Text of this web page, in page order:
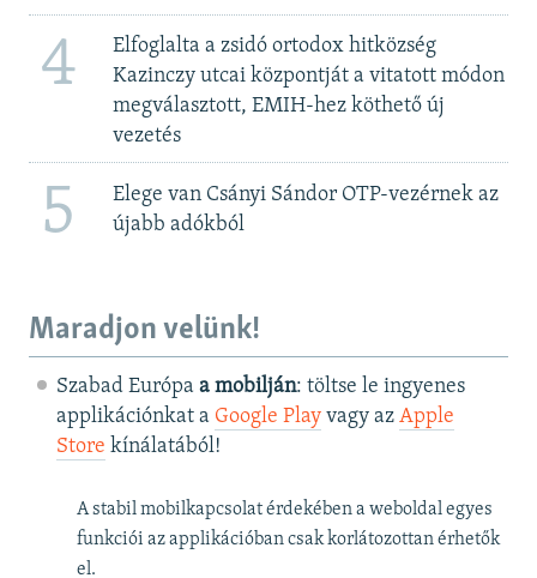
4
Elfoglalta a zsidó ortodox hitközség
Kazinczy utcai központját a vitatott módon
megválasztott, EMIH-hez köthető új
vezetés
5
Elege van Csányi Sándor OTP-vezérnek az
újabb adókból
Maradjon velünk!
Szabad Európa a mobilján: töltse le ingyenes
applikációnkat a Google Playvagy az Apple
Store kínálatából!
A stabil mobilkapcsolat érdekében a weboldal egyes
funkciói az applikációban csak korlátozottan érhetők
el.